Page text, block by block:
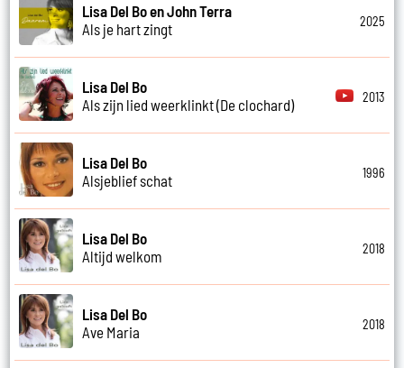
Lisa Del Bo en John Terra
Als je hart zingt
2025
Lisa Del Bo
Als zijn lied weerklinkt (De clochard)
2013
Lisa Del Bo
Alsjeblief schat
1996
Lisa Del Bo
Altijd welkom
2018
Lisa Del Bo
Ave Maria
2018